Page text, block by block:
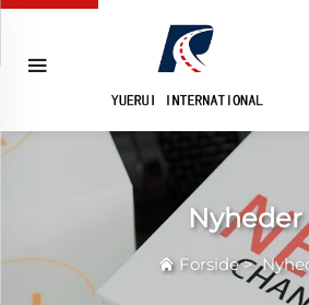
Nyheder
Forside>